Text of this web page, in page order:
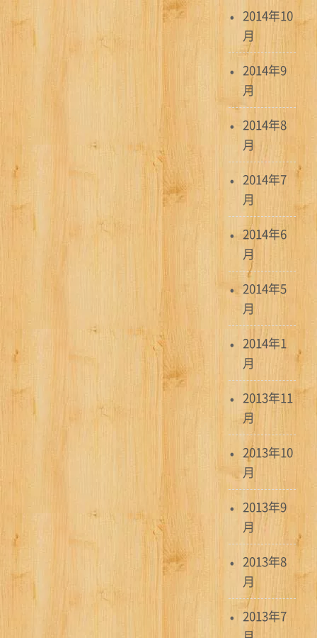
2014年10
月
2014年9
月
2014年8
月
2014年7
月
2014年6
月
2014年5
月
2014年1
月
2013年11
月
2013年10
月
2013年9
月
2013年8
月
2013年7